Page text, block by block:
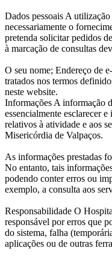
Dados pessoais A
necessariamente o
pretenda solicitar pedidos
à marcação de consultas
O seu nome; Endereço de
tratados nos termos
neste website.
Informações A informação
essencialmente esclarecer
relativos à atividade e aos
Misericórdia de Valpaços.
As informações prestadas
No entanto, tais
podendo conter erros ou
exemplo, a consulta aos
Responsabilidade O
responsável por erros que
do sistema, falha
aplicações ou de outras